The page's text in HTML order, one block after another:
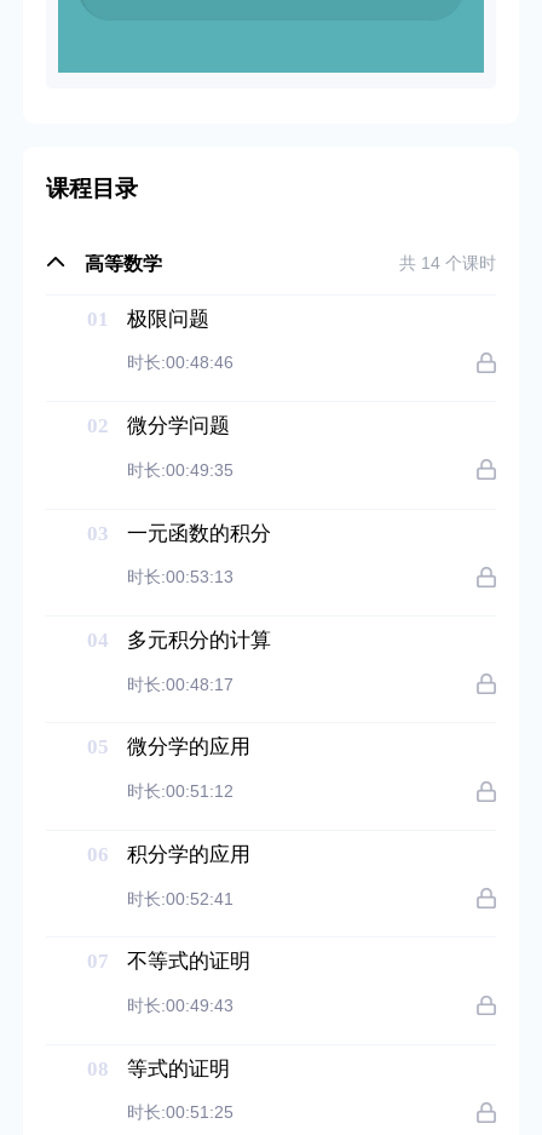
课程目录
高等数学 共 14 个课时
01 极限问题
时长:00:48:46
02 微分学问题
时长:00:49:35
03 一元函数的积分
时长:00:53:13
04 多元积分的计算
时长:00:48:17
05 微分学的应用
时长:00:51:12
06 积分学的应用
时长:00:52:41
07 不等式的证明
时长:00:49:43
08 等式的证明
时长:00:51:25